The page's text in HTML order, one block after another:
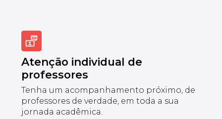
Atenção individual de
professores
Tenha um acompanhamento próximo, de
professores de verdade, em toda a sua
jornada acadêmica.